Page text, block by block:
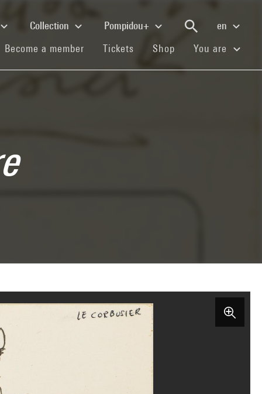
Collection Pompidou+
en
Become a member (current)
Tickets (current)
Shop (current)You are